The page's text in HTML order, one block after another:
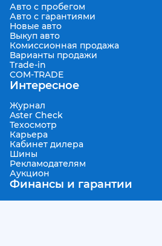
Авто с пробегом
Авто с гарантиями
Новые авто
Выкуп авто
Комиссионная продажа
Варианты продажи
Trade-in
COM-TRADE
Интересное
Журнал
Aster Check
Техосмотр
Карьера
Кабинет дилера
Шины
Рекламодателям
Аукцион
Финансы и гарантии
Автокредитование